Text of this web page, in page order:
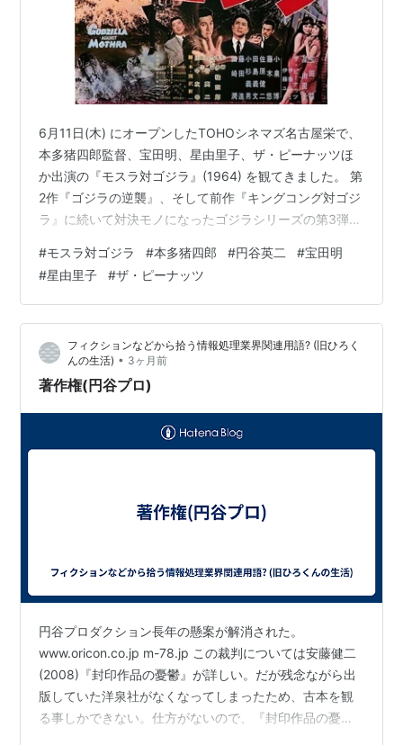
6月11日(木) にオープンしたTOHOシネマズ名古屋栄で、
本多猪四郎監督、宝田明、星由里子、ザ・ピーナッツほ
か出演の『モスラ対ゴジラ』(1964) を観てきました。 第
2作『ゴジラの逆襲』、そして前作『キングコング対ゴジ
ラ』に続いて対決モノになったゴジラシリーズの第3弾
た巨大な蛾の怪獣モスラがゴジラと対決する。 『モス
ラ』は何年か前に「午前十時の映画祭」で観ています。
『モスラ』と『モスゴジ』はお話自体は直接繋がっては
いないけれど、ザ・ピーナッツ（伊藤エミ、伊藤ユミ）
演じる小美人の存在への驚きは劇中では最小限に抑えら
れて、また人間たちは巨…
#モスラ対ゴジラ #本多猪四郎 #円谷英二 #宝田明
#星由里子 #ザ・ピーナッツ
フィクションなどから拾う情報処理業界関連用語? (旧ひろく
んの生活) • 3ヶ月前
著作権(円谷プロ)
円谷プロダクション長年の懸案が解消された。
www.oricon.co.jp m-78.jp この裁判については安藤健二
(2008)『封印作品の憂鬱』が詳しい。だが残念ながら出
版していた洋泉社がなくなってしまったため、古本を観
る事しかできない。仕方がないので、『封印作品の憂